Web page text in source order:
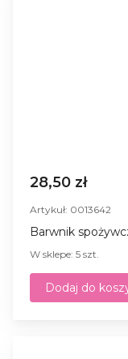
28,50 zł
Artykuł: 0013642
Barwnik
W sklepe: 5 szt.
Dodaj do